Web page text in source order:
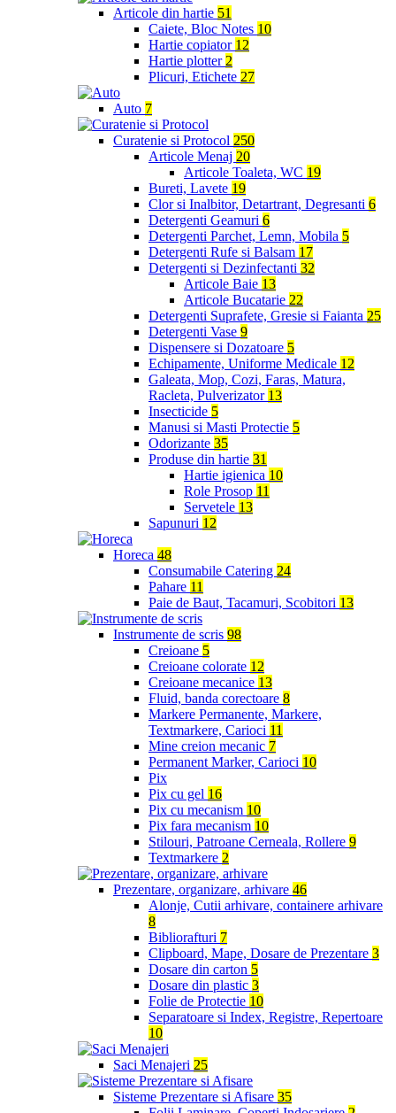
Articole din hartie 51
Caiete, Bloc Notes 10
Hartie copiator 12
Hartie plotter 2
Plicuri, Etichete 27
Auto 7
Curatenie si Protocol 250
Articole Menaj 20
Articole Toaleta, WC 19
Bureti, Lavete 19
Clor si Inalbitor, Detartrant, Degresanti 6
Detergenti Geamuri 6
Detergenti Parchet, Lemn, Mobila 5
Detergenti Rufe si Balsam 17
Detergenti si Dezinfectanti 32
Articole Baie 13
Articole Bucatarie 22
Detergenti Suprafete, Gresie si Faianta 25
Detergenti Vase 9
Dispensere si Dozatoare 5
Echipamente, Uniforme Medicale 12
Galeata, Mop, Cozi, Faras, Matura,
Racleta, Pulverizator 13
Insecticide 5
Manusi si Masti Protectie 5
Odorizante 35
Produse din hartie 31
Hartie igienica 10
Role Prosop 11
Servetele 13
Sapunuri 12
Horeca 48
Consumabile Catering 24
Pahare 11
Paie de Baut, Tacamuri, Scobitori 13
Instrumente de scris 98
Creioane 5
Creioane colorate 12
Creioane mecanice 13
Fluid, banda corectoare 8
Markere Permanente, Markere,
Textmarkere, Carioci 11
Mine creion mecanic 7
Permanent Marker, Carioci 10
Pix
Pix cu gel 16
Pix cu mecanism 10
Pix fara mecanism 10
Stilouri, Patroane Cerneala, Rollere 9
Textmarkere 2
Prezentare, organizare, arhivare 46
Alonje, Cutii arhivare, containere arhivare
8
Bibliorafturi 7
Clipboard, Mape, Dosare de Prezentare 3
Dosare din carton 5
Dosare din plastic 3
Folie de Protectie 10
Separatoare si Index, Registre, Repertoare
10
Saci Menajeri 25
Sisteme Prezentare si Afisare 35